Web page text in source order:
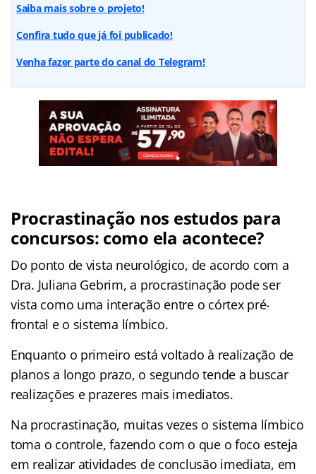
Saiba mais sobre o projeto!
Confira tudo que já foi publicado!
Venha fazer parte do canal do Telegram!
Procrastinação nos estudos para
concursos: como ela acontece?
Do ponto de vista neurológico, de acordo com a
Dra. Juliana Gebrim, a procrastinação pode ser
vista como uma interação entre o córtex pré-
frontal e o sistema límbico.
Enquanto o primeiro está voltado à realização de
planos a longo prazo, o segundo tende a buscar
realizações e prazeres mais imediatos.
Na procrastinação, muitas vezes o sistema límbico
toma o controle, fazendo com o que o foco esteja
em realizar atividades de conclusão imediata, em